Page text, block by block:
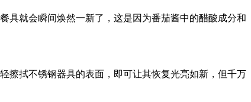
具就会瞬间焕然一新了，这是因为番茄酱中的醋酸成分和
擦拭不锈钢器具的表面，即可让其恢复光亮如新，但千万